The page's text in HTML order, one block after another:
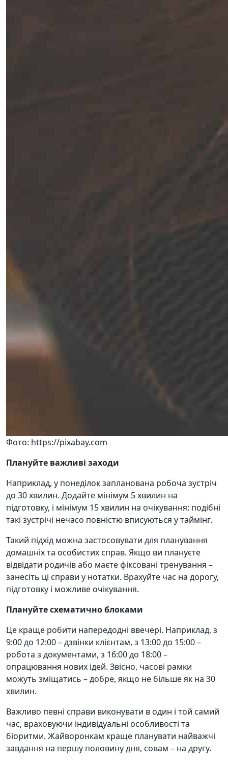
Фото: https://pixabay.com
Плануйте важливі заходи
Наприклад, у понеділок запланована робоча зустріч
до 30 хвилин. Додайте мінімум 5 хвилин на
підготовку, і мінімум 15 хвилин на очікування: подібні
такі зустрічі нечасо повністю вписуються у таймінг.
Такий підхід можна застосовувати для планування
домашніх та особистих справ. Якщо ви плануєте
відвідати родичів або маєте фіксовані тренування –
занесіть ці справи у нотатки. Врахуйте час на дорогу,
підготовку і можливе очікування.
Плануйте схематично блоками
Це краще робити напередодні ввечері. Наприклад, з
9:00 до 12:00 – дзвінки клієнтам, з 13:00 до 15:00 –
робота з документами, з 16:00 до 18:00 –
опрацювання нових ідей. Звісно, часові рамки
можуть зміщатись – добре, якщо не більше як на 30
хвилин.
Важливо певні справи виконувати в один і той самий
час, враховуючи індивідуальні особливості та
біоритми. Жайворонкам краще планувати найважчі
завдання на першу половину дня, совам – на другу.